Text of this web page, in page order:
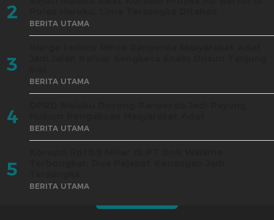
2 BERITA UTAMA
3
BERITA UTAMA
4 BERITA UTAMA
5
BERITA UTAMA